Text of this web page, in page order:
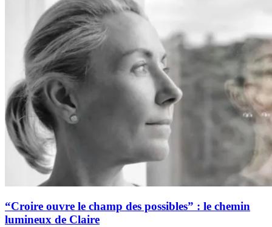
“Croire ouvre le champ des possibles” : le chemin
lumineux de Claire